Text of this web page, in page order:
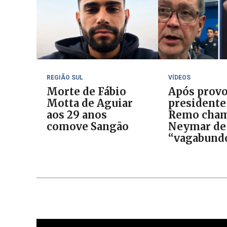
REGIÃO SUL
Morte de Fábio
Motta de Aguiar
aos 29 anos
comove Sangão
VÍDEOS
Após
Remo
Neymar de